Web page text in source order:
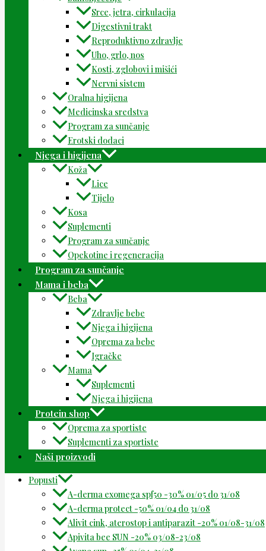
Srce, jetra, cirkulacija
Digestivni trakt
Reproduktivno zdravlje
Uho, grlo, nos
Kosti, zglobovi i mišići
Nervni sistem
Oralna higijena
Medicinska sredstva
Program za sunčanje
Erotski dodaci
Njega i higijena
Koža
Lice
Tijelo
Kosa
Suplementi
Program za sunčanje
Opekotine i regeneracija
Program za sunčanje
Mama i beba
Beba
Zdravlje bebe
Njega i higijena
Oprema za bebe
Igračke
Mama
Suplementi
Njega i higijena
Protein shop
Oprema za sportiste
Suplementi za sportiste
Naši proizvodi
Popusti
A-derma exomega spf50 -30% 01/05 do 31/08
A-derma protect -50% 01/04 do 31/08
Alivit cink, aterostop i antiparazit -20% 01/08-31/08
Apivita bee SUN -20% 03/08-23/08